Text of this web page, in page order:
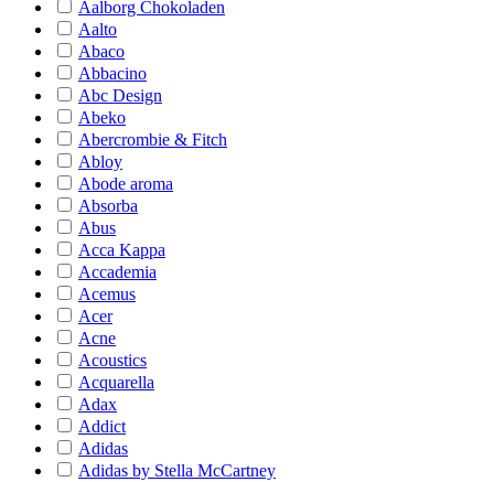
Aalborg Chokoladen
Aalto
Abaco
Abbacino
Abc Design
Abeko
Abercrombie & Fitch
Abloy
Abode aroma
Absorba
Abus
Acca Kappa
Accademia
Acemus
Acer
Acne
Acoustics
Acquarella
Adax
Addict
Adidas
Adidas by Stella McCartney